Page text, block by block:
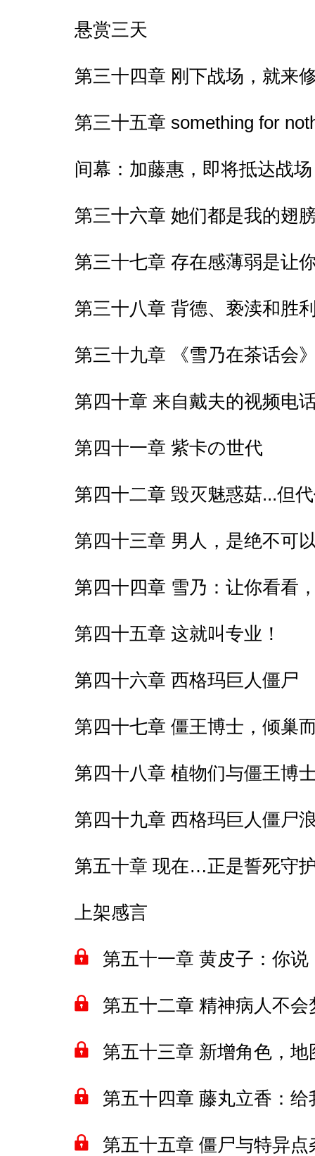
悬赏三天
第三十四章 刚下战场，就来
第三十五章 something for
间幕：加藤惠，即将抵达战场
第三十六章 她们都是我的翅
第三十七章 存在感薄弱是让
第三十八章 背德、亵渎和胜
第三十九章 《雪乃在茶话会
第四十章 来自戴夫的视频电
第四十一章 紫卡の世代
第四十二章 毁灭魅惑菇...但
第四十三章 男人，是绝不可
第四十四章 雪乃：让你看看
第四十五章 这就叫专业！
第四十六章 西格玛巨人僵尸
第四十七章 僵王博士，倾巢
第四十八章 植物们与僵王博
第四十九章 西格玛巨人僵尸
第五十章 现在…正是誓死守
上架感言
第五十一章 黄皮子：你
第五十二章 精神病人不
第五十三章 新增角色，
第五十四章 藤丸立香：
第五十五章 僵尸与特异